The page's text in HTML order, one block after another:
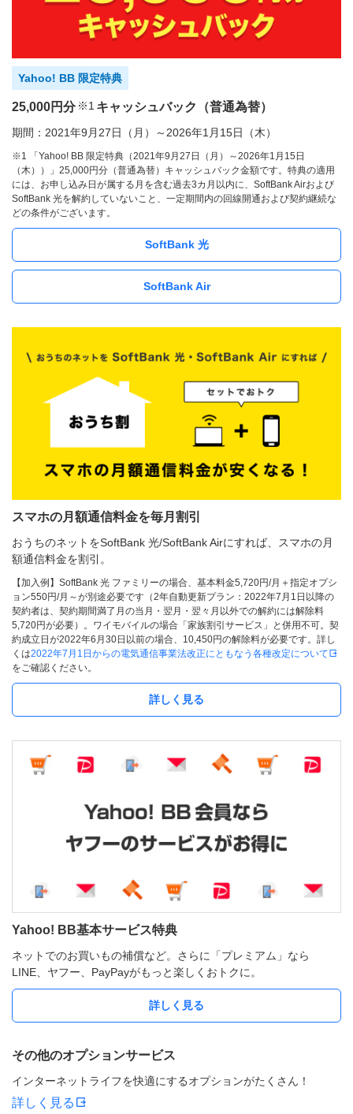
Yahoo! BB 限定特典
25,000円分 ※1 キャッシュバック（普通為替）
期間：2021年9月27日（月）～2026年1月15日（木）
※1 「Yahoo! BB 限定特典（2021年9月27日（月）～2026年1月15日
（木））」25,000円分（普通為替）キャッシュバック金額です。特典の適用
には、お申し込み日が属する月を含む過去3カ月以内に、SoftBank Airおよび
SoftBank 光を解約していないこと、一定期間内の回線開通および契約継続な
どの条件がございます。
SoftBank 光
SoftBank Air
スマホの月額通信料金を毎月割引
おうちのネットをSoftBank 光/SoftBank Airにすれば、スマホの月
額通信料金を割引。
【加入例】SoftBank 光 ファミリーの場合、基本料金5,720円/月＋指定オプシ
ョン550円/月～が別途必要です（2年自動更新プラン：2022年7月1日以降の
契約者は、契約期間満了月の当月・翌月・翌々月以外での解約には解除料
5,720円が必要）。ワイモバイルの場合「家族割引サービス」と併用不可。契
約成立日が2022年6月30日以前の場合、10,450円の解除料が必要です。詳し
くは2022年7月1日からの電気通信事業法改正にともなう各種改定について
をご確認ください。
詳しく見る
Yahoo! BB基本サービス特典
ネットでのお買いもの補償など。さらに「プレミアム」なら
LINE、ヤフー、PayPayがもっと楽しくおトクに。
詳しく見る
その他のオプションサービス
インターネットライフを快適にするオプションがたくさん！
詳しく見る